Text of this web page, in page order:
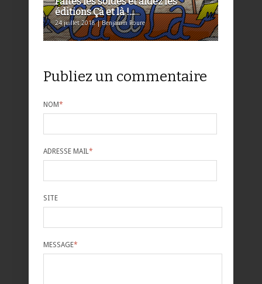
éditions Çà et là !...
24 juillet 2018 | Benjamin Roure
Publiez un commentaire
NOM*
ADRESSE MAIL *
SITE
MESSAGE*